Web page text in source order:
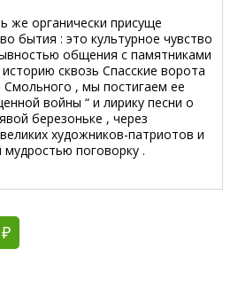
же органически присуще
бытия : это культурное чувство
общения с памятниками
сквозь Спасские ворота
, мы постигаем ее
войны “ и лирику песни о
березоньке , через
художников-патриотов и
поговорку .